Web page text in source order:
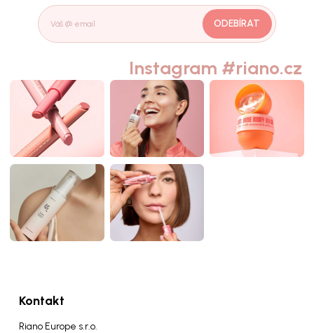
ODEBÍRAT
Instagram #riano.cz
Kontakt
Riano Europe s.r.o.